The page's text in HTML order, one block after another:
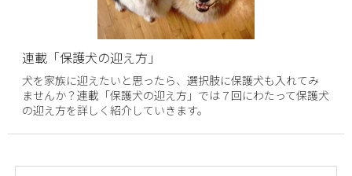
連載「保護犬の迎え方」
犬を家族に迎えたいと思ったら、選択肢に保護犬も入れてみ
ませんか？連載「保護犬の迎え方」では７回にわたって保護犬
の迎え方を詳しく紹介していきます。